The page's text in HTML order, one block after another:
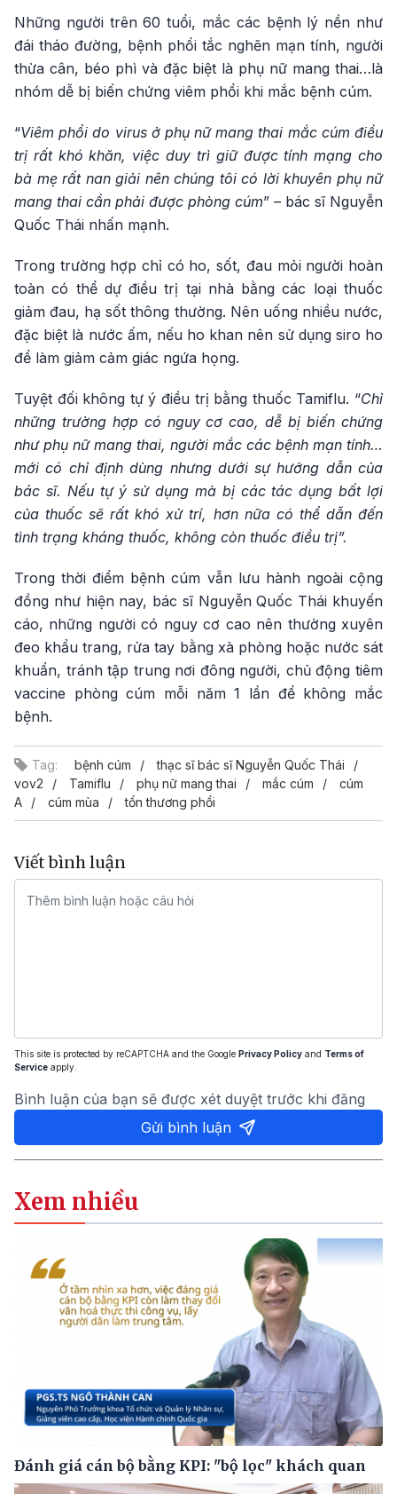
Những người trên 60 tuổi, mắc các bệnh lý nền như
đái tháo đường, bệnh phổi tắc nghẽn mạn tính, người
thừa cân, béo phì và đặc biệt là phụ nữ mang thai…là
nhóm dễ bị biến chứng viêm phổi khi mắc bệnh cúm.
“Viêm phổi do virus ở phụ nữ mang thai mắc cúm điều
trị rất khó khăn, việc duy trì giữ được tính mạng cho
bà mẹ rất nan giải nên chúng tôi có lời khuyên phụ nữ
mang thai cần phải được phòng cúm” – bác sĩ Nguyễn
Quốc Thái nhấn mạnh.
Trong trường hợp chỉ có ho, sốt, đau mỏi người hoàn
toàn có thể dự điều trị tại nhà bằng các loại thuốc
giảm đau, hạ sốt thông thường. Nên uống nhiều nước,
đặc biệt là nước ấm, nếu ho khan nên sử dụng siro ho
để làm giảm cảm giác ngứa họng.
Tuyệt đối không tự ý điều trị bằng thuốc Tamiflu. “Chỉ
những trường hợp có nguy cơ cao, dễ bị biến chứng
như phụ nữ mang thai, người mắc các bệnh mạn tính…
mới có chỉ định dùng nhưng dưới sự hướng dẫn của
bác sĩ. Nếu tự ý sử dụng mà bị các tác dụng bất lợi
của thuốc sẽ rất khó xử trí, hơn nữa có thể dẫn đến
tình trạng kháng thuốc, không còn thuốc điều trị”.
Trong thời điểm bệnh cúm vẫn lưu hành ngoài cộng
đồng như hiện nay, bác sĩ Nguyễn Quốc Thái khuyến
cáo, những người có nguy cơ cao nên thường xuyên
đeo khẩu trang, rửa tay bằng xà phòng hoặc nước sát
khuẩn, tránh tập trung nơi đông người, chủ động tiêm
vaccine phòng cúm mỗi năm 1 lần để không mắc
bệnh.
Tag: bệnh cúm
thạc sĩ bác sĩ Nguyễn Quốc Thái
vov2
Tamiflu phụ nữ mang thai mắc cúm
cúm
A
cúm mùa tổn thương phổi
Viết bình luận
This site is protected by reCAPTCHA and the Google Privacy Policy and Terms of
Service apply.
Bình luận của bạn sẽ được xét duyệt trước khi đăng
Gửi bình luận
Xem nhiều
Đánh giá cán bộ bằng KPI: "bộ lọc" khách quan